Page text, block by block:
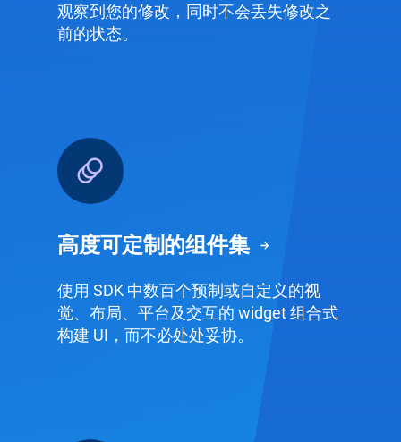
观察到您的修改，同时不会丢失修改之
前的状态。
高度可定制的组件集
使用 SDK 中数百个预制或自定义的视
觉、布局、平台及交互的 widget 组合式
构建 UI，而不必处处妥协。